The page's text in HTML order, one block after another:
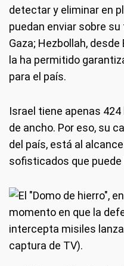
detectar y eliminar en
puedan enviar sobre
Gaza; Hezbollah,
la ha permitido
para el país.
Israel tiene apenas
de ancho. Por eso, su
del país, está al
sofisticados que puede